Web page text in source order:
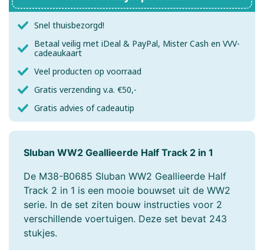
Snel thuisbezorgd!
Betaal veilig met iDeal & PayPal, Mister Cash en VVV-
cadeaukaart
Veel producten op voorraad
Gratis verzending v.a. €50,-
Gratis advies of cadeautip
Sluban WW2 Geallieerde Half Track 2 in 1
De M38-B0685 Sluban WW2 Geallieerde Half
Track 2 in 1 is een mooie bouwset uit de WW2
serie. In de set ziten bouw instructies voor 2
verschillende voertuigen. Deze set bevat 243
stukjes.